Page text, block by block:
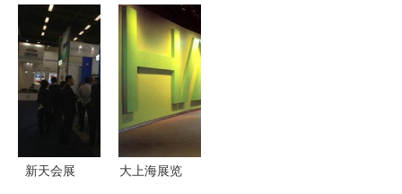
风向
深圳市深港
大金空调售
后维修服务
中心，您值
得信赖的会
展服务伙伴
方位服务
商场酒店活
动与户外设
计的专业搭
建及高清图
片展示——
新天会展
大上海展览